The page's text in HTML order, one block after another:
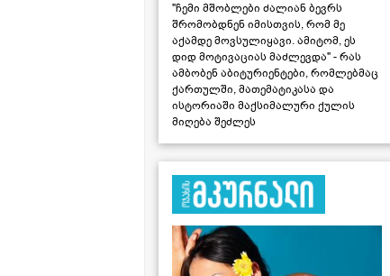
"ჩემი მშობლები ძალიან ბევრს
შრომობდნენ იმისთვის, რომ მე
აქამდე მოვსულიყავი. ამიტომ, ეს
დიდ მოტივაციას მაძლევდა" - რას
ამბობენ აბიტურიენტები, რომლებმაც
ქართულში, მათემატიკასა და
ისტორიაში მაქსიმალური ქულის
მიღება შეძლეს